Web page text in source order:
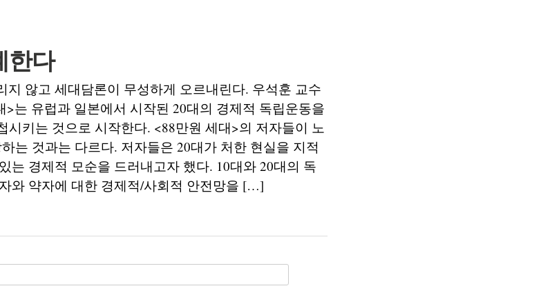
한다
지 않고 세대담론이 무성하게 오르내린다. 우석훈 교수
>는 유럽과 일본에서 시작된 20대의 경제적 독립운동을
시키는 것으로 시작한다. <88만원 세대>의 저자들이 노
는 것과는 다르다. 저자들은 20대가 처한 현실을 지적
는 경제적 모순을 드러내고자 했다. 10대와 20대의 독
와 약자에 대한 경제적/사회적 안전망을 […]